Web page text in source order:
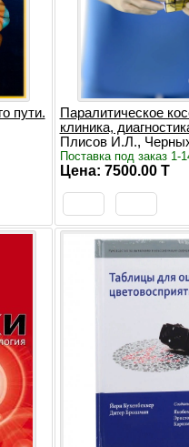
пути.
Паралитическое
клиника,
Плисов И.Л.,
Поставка под заказ 1-
Цена: 7500.00 T